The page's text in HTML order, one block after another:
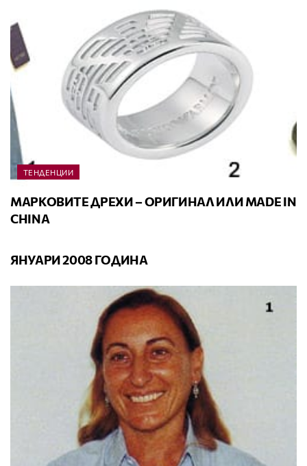
ТЕНДЕНЦИИ
МАРКОВИТЕ ДРЕХИ – ОРИГИНАЛ ИЛИ MADE IN
CHINA
ЯНУАРИ 2008 ГОДИНА